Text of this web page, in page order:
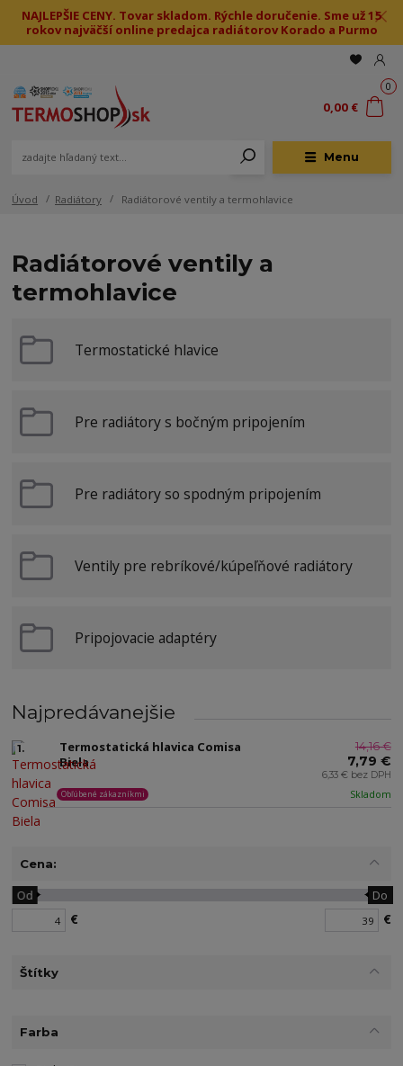
NAJLEPŠIE CENY. Tovar skladom. Rýchle doručenie. Sme už 15
rokov najväčší online predajca radiátorov Korado a Purmo
Menu
0
0,00 €
Úvod Radiátory Radiátorové ventily a termohlavice
Radiátorové ventily a
termohlavice
Termostatické hlavice
Pre radiátory s bočným pripojením
Pre radiátory so spodným pripojením
Ventily pre rebríkové/kúpeľňové radiátory
Pripojovacie adaptéry
Najpredávanejšie
1.
Termostatická hlavica Comisa
Biela
Skladom
Obľúbené zákazníkmi
14,16 €
7,79 €
6,33 € bez DPH
Cena:
€
Od Do
€
Štítky
Farba